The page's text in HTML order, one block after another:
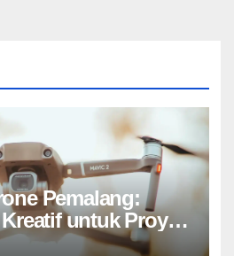
Pemalang:
untuk Proyek
】